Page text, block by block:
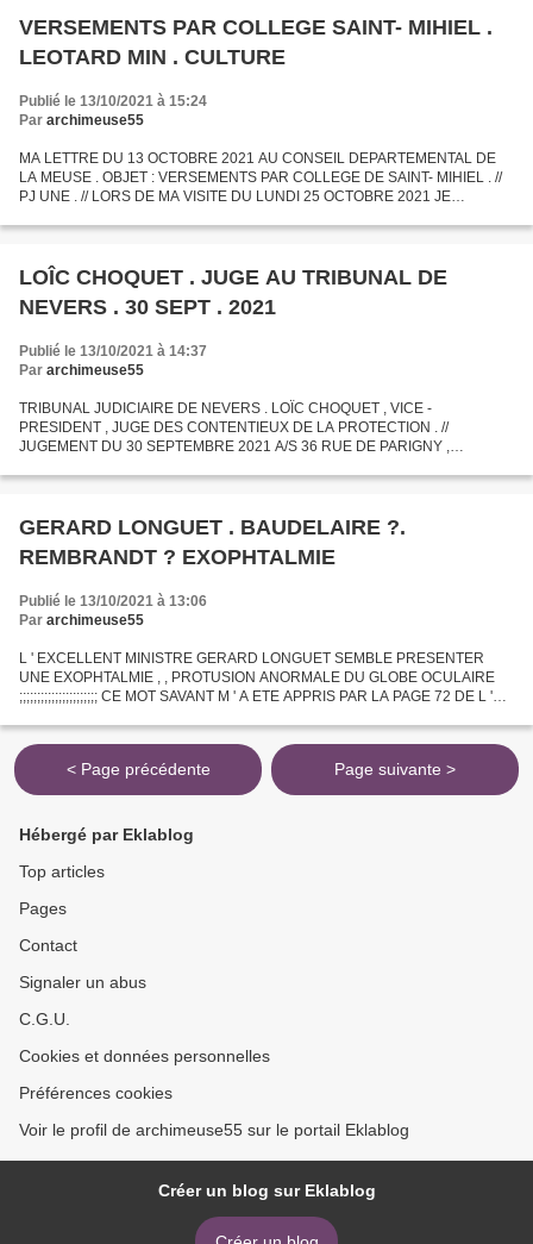
VERSEMENTS PAR COLLEGE SAINT- MIHIEL .
LEOTARD MIN . CULTURE
Publié le 13/10/2021 à 15:24
Par archimeuse55
MA LETTRE DU 13 OCTOBRE 2021 AU CONSEIL DEPARTEMENTAL DE
LA MEUSE . OBJET : VERSEMENTS PAR COLLEGE DE SAINT- MIHIEL . //
PJ UNE . // LORS DE MA VISITE DU LUNDI 25 OCTOBRE 2021 JE
BORDEREAUX DES VERSEMENTS...
LOÎC CHOQUET . JUGE AU TRIBUNAL DE
NEVERS . 30 SEPT . 2021
Publié le 13/10/2021 à 14:37
Par archimeuse55
TRIBUNAL JUDICIAIRE DE NEVERS . LOÏC CHOQUET , VICE -
PRESIDENT , JUGE DES CONTENTIEUX DE LA PROTECTION . //
JUGEMENT DU 30 SEPTEMBRE 2021 A/S 36 RUE DE PARIGNY ,
GERARD LONGUET . BAUDELAIRE ?.
REMBRANDT ? EXOPHTALMIE
Publié le 13/10/2021 à 13:06
Par archimeuse55
L ' EXCELLENT MINISTRE GERARD LONGUET SEMBLE PRESENTER
UNE EXOPHTALMIE , , PROTUSION ANORMALE DU GLOBE OCULAIRE
;;;;;;;;;;;;;;;;;;;;;; CE MOT SAVANT M ' A ETE APPRIS PAR LA PAGE 72 DE L '
< Page précédente Page suivante >
Hébergé par Eklablog
Top articles
Pages
Contact
Signaler un abus
C.G.U.
Cookies et données personnelles
Préférences cookies
Voir le profil de archimeuse55 sur le portail Eklablog
Créer un blog sur Eklablog